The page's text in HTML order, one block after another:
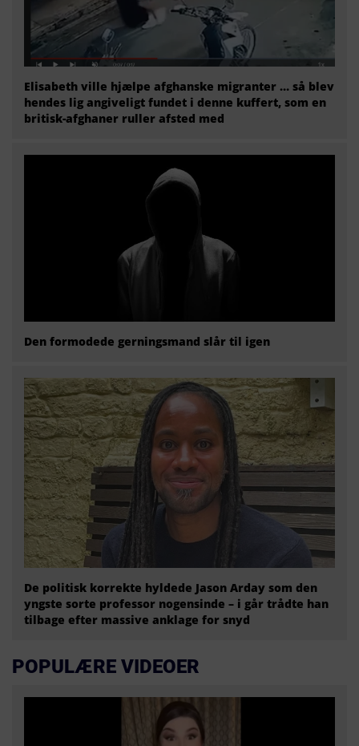
Elisabeth ville hjælpe afghanske migranter … så blev
hendes lig angiveligt fundet i denne kuffert, som en
britisk-afghaner ruller afsted med
Den formodede gerningsmand slår til igen
De politisk korrekte hyldede Jason Arday som den
yngste sorte professor nogensinde – i går trådte han
tilbage efter massive anklage for snyd
POPULÆRE VIDEOER